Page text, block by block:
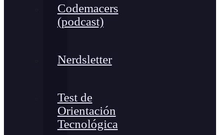
Codemacers
(podcast)
Nerdsletter
Test de
Orientación
Tecnológica